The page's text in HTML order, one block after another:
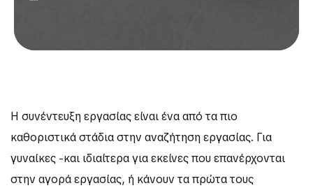
Η συνέντευξη εργασίας είναι ένα από τα πιο
καθοριστικά στάδια στην αναζήτηση εργασίας. Για
γυναίκες -και ιδιαίτερα για εκείνες που επανέρχονται
στην αγορά εργασίας, ή κάνουν τα πρώτα τους